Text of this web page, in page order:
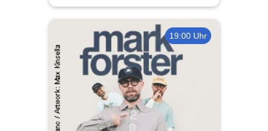
19:00 Uhr